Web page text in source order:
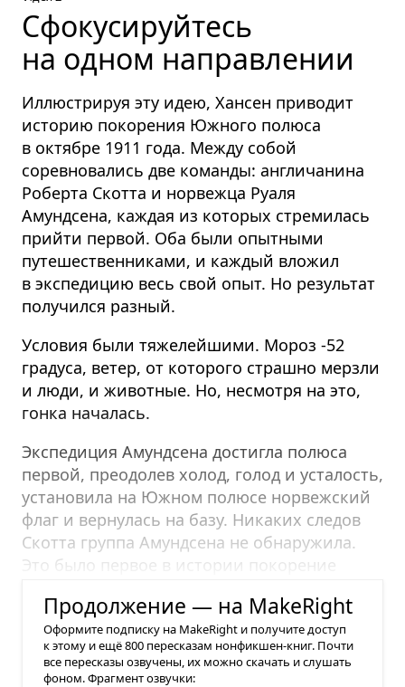
Сфокусируйтесь
на одном направлении
Иллюстрируя эту идею, Хансен приводит
историю покорения Южного полюса
в октябре 1911 года. Между собой
соревновались две команды: англичанина
Роберта Скотта и норвежца Руаля
Амундсена, каждая из которых стремилась
прийти первой. Оба были опытными
путешественниками, и каждый вложил
в экспедицию весь свой опыт. Но результат
получился разный.
Условия были тяжелейшими. Мороз -52
градуса, ветер, от которого страшно мерзли
и люди, и животные. Но, несмотря на это,
гонка началась.
Экспедиция Амундсена достигла полюса
первой, преодолев холод, голод и усталость,
установила на Южном полюсе норвежский
флаг и вернулась на базу. Никаких следов
Скотта группа Амундсена не обнаружила.
Это было первое в истории покорение
Продолжение — на MakeRight
Оформите подписку на MakeRight и получите доступ
к этому и ещё 800 пересказам нонфикшен-книг. Почти
все пересказы озвучены, их можно скачать и слушать
фоном. Фрагмент озвучки: